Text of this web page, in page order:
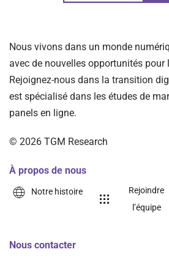
Nous vivons dans un monde
avec de nouvelles opportunités pour
Rejoignez-nous dans la transition
est spécialisé dans les études de
panels en ligne.
© 2026 TGM Research
À propos de nous
Notre histoire
Rejoindre
l’équipe
Nous contacter